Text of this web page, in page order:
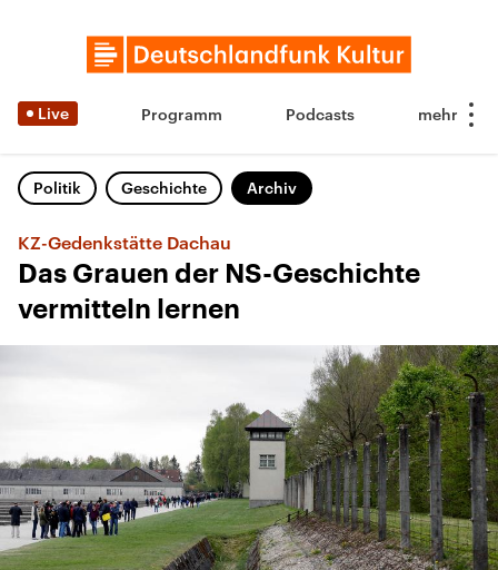
Live Programm Podcasts
Politik Geschichte Archiv
KZ-Gedenkstätte Dachau
Das Grauen der NS-Geschichte
vermitteln lernen